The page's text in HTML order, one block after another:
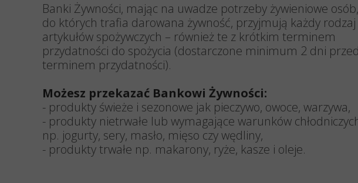
Banki Żywności, mając na uwadze potrzeby żywieniowe osób,
do których trafia darowana żywność, przyjmują każdy rodzaj
artykułów spożywczych – również te z krótkim terminem
przydatności do spożycia (dostarczone minimum 2 dni przed
terminem przydatności).
Możesz przekazać Bankowi Żywności:
- produkty świeże i sezonowe jak pieczywo, owoce, warzywa,
- produkty nietrwałe lub wymagające warunków
np. jogurty, sery, masło, mięso czy wędliny,
- produkty trwałe np. makarony, ryże, kasze i oleje.